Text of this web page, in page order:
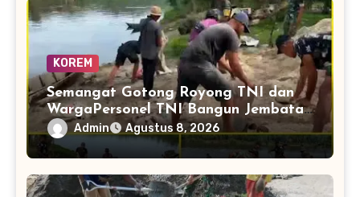
KOREM
Semangat Gotong Royong TNI dan
WargaPersonel TNI Bangun Jembatan
Perintis Cibubukan–Serasah
Admin Agustus 8, 2026